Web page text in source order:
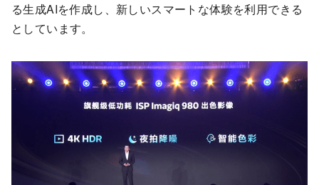
る生成AIを作成し、新しいスマートな体験を利用できる
としています。